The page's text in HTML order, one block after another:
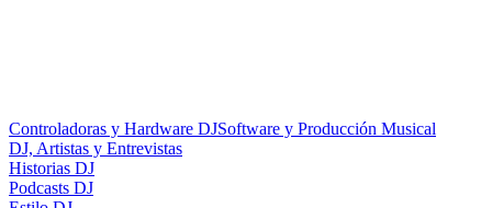
Controladoras y Hardware DJSoftware y Producción Musical
DJ, Artistas y Entrevistas
Historias DJ
Podcasts DJ